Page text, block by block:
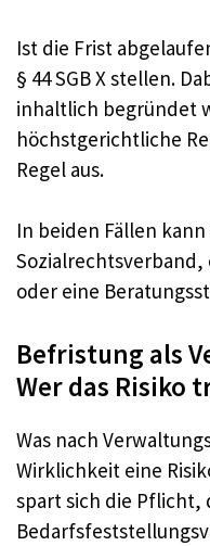
Ist die Frist
§ 44 SGB X stellen.
inhaltlich begründet
höchstgerichtliche
Regel aus.
In beiden Fällen
oder eine
Befristung als
Wer das Risiko
Was nach
Wirklichkeit eine
spart sich die Pflicht,